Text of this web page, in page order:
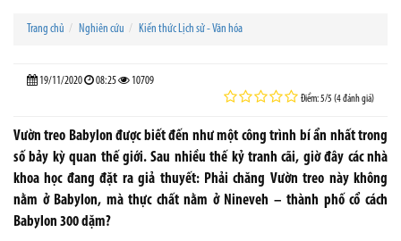
Trang chủ Nghiên cứu Kiến thức Lịch sử - Văn hóa
19/11/2020 08:25 10709
Điểm: 5/5 (4 đánh giá)
Vườn treo Babylon được biết đến như một công trình bí ẩn nhất trong
số bảy kỳ quan thế giới. Sau nhiều thế kỷ tranh cãi, giờ đây các nhà
khoa học đang đặt ra giả thuyết: Phải chăng Vườn treo này không
nằm ở Babylon, mà thực chất nằm ở Nineveh – thành phố cổ cách
Babylon 300 dặm?